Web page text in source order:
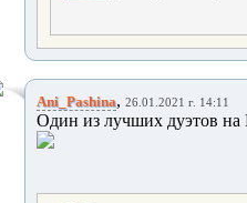
Ani_Pashina, 26.01.2021 г. 14:11
Один из лучших дуэтов